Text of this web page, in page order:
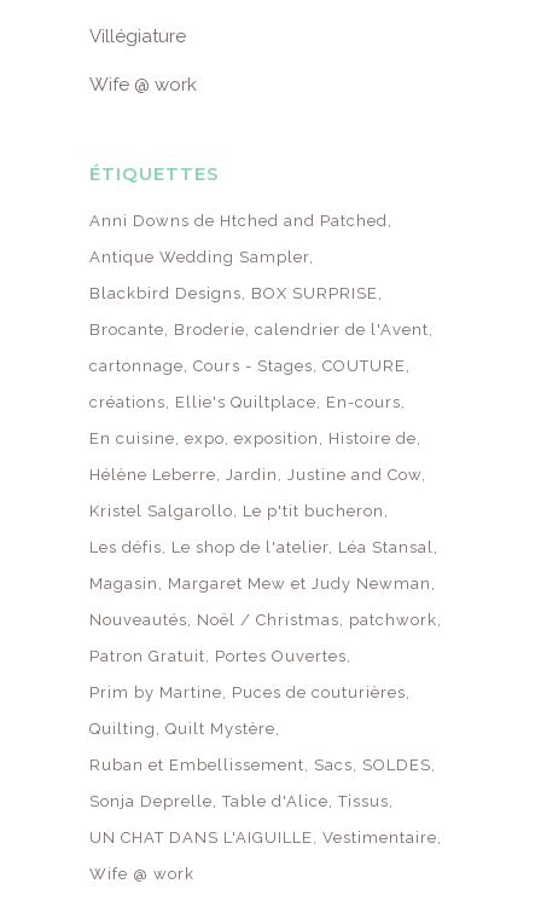
Villégiature
Wife @ work
ÉTIQUETTES
Anni Downs de Htched and Patched
Antique Wedding Sampler
Blackbird Designs
BOX SURPRISE
Brocante
Broderie calendrier de l'Avent
cartonnage Cours - Stages COUTURE
créations
Ellie's Quiltplace
En-cours
En cuisine expo exposition
Histoire de
Hélène Leberre Jardin
Justine and Cow
Kristel Salgarollo
Le p'tit bucheron
Les défis
Le shop de l'atelier Léa Stansal
Magasin
Margaret Mew et Judy Newman
Nouveautés
Noël / Christmas
patchwork
Patron Gratuit
Portes Ouvertes
Prim by Martine
Puces de couturières
Quilting
Quilt Mystère
Ruban et Embellissement
Sacs
SOLDES
Sonja Deprelle Table d'Alice Tissus
UN CHAT DANS L'AIGUILLE Vestimentaire
Wife @ work